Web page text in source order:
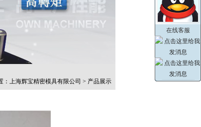
：上海辉宝精密模具有限公司 > 产品展示
在线客服